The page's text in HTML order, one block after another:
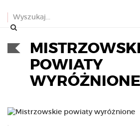
POWIATY
WYRÓŻNIONE